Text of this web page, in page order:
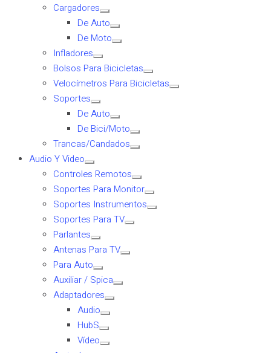
Cargadores
De Auto
De Moto
Infladores
Bolsos Para Bicicletas
Velocímetros Para Bicicletas
Soportes
De Auto
De Bici/Moto
Trancas/Candados
Audio Y Video
Controles Remotos
Soportes Para Monitor
Soportes Instrumentos
Soportes Para TV
Parlantes
Antenas Para TV
Para Auto
Auxiliar / Spica
Adaptadores
Audio
HubS
Vídeo